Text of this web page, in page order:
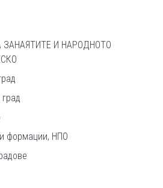
ЗАНАЯТИТЕ И НАРОДНОТО
формации, НПО